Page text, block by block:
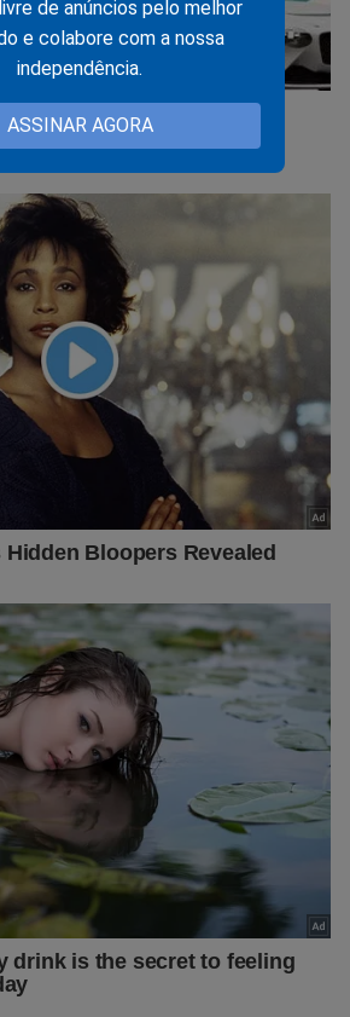
de anúncios pelo melhor
e colabore com a nossa
independência.
ASSINAR AGORA